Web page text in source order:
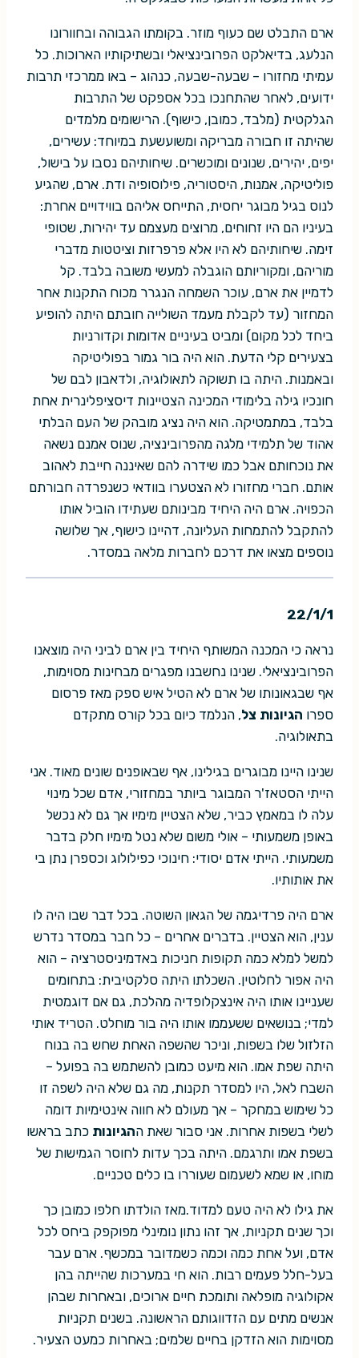
ארם התבלט שם כעוף מוזר. בקומתו הגבוהה ובחוורונו
הנלעג, בדיאלקט הפרובינציאלי ובשתיקותיו הארוכות. כל
עמיתי מחזורו – שבעה-שבעה, כנהוג – באו ממרכזי תרבות
ידועים, לאחר שהתחנכו בכל אספקט של התרבות
הגלקטית (מלבד, כמובן, כישוף). הרישומים מלמדים
שהיתה זו חבורה מבריקה ומשועשעת במיוחד: עשירים,
יפים, יהירים, שנונים ומוכשרים. שיחותיהם נסבו על בישול,
פוליטיקה, אמנות, היסטוריה, פילוסופיה ודת. ארם, שהגיע
לנוס בגיל מבוגר יחסית, התייחס אליהם בווידויים אחרת:
בעיניו הם היו זחוחים, מרוצים מעצמם עד יהירות, שטופי
זימה. שיחותיהם לא היו אלא פרפרזות וציטטות מדברי
מוריהם, ומקוריותם הוגבלה למעשי משובה בלבד. קל
לדמיין את ארם, עוכר השמחה הנגרר מכוח התקנות אחר
המחזור (עד לקבלת מעמד השולייה חובתם היתה להופיע
ביחד לכל מקום) ומביט בעיניים אדומות וקדורניות
בצעירים קלי הדעת. הוא היה בור גמור בפוליטיקה
ובאמנות. היתה בו תשוקה לתאולוגיה, ולדאבון לבם של
חונכיו גילה בלימודי המכינה הצטיינות דיסציפלינרית אחת
בלבד, במתמטיקה. הוא היה נציג מובהק של העם הבלתי
אהוד של תלמידי מלגה מהפרובינציה, שנוס אמנם נשאה
את נוכחותם אבל כמו שידרה להם שאיננה חייבת לאהוב
אותם. חברי מחזורו לא הצטערו בוודאי כשנפרדה חבורתם
הכפויה. ארם היה היחיד מבינותם שעתידו הוביל אותו
להתקבל להתמחות העליונה, דהיינו כישוף, אך שלושה
נוספים מצאו את דרכם לחברות מלאה במסדר.
22/1/1
נראה כי המכנה המשותף היחיד בין ארם לביני היה מוצאנו
הפרובינציאלי. שנינו נחשבנו מפגרים מבחינות מסוימות,
אף שבגאונותו של ארם לא הטיל איש ספק מאז פרסום
ספרו הגיונות צל, הנלמד כיום בכל קורס מתקדם
בתאולוגיה.
שנינו היינו מבוגרים בגילינו, אף שבאופנים שונים מאוד. אני
הייתי הסטאז'ר המבוגר ביותר במחזורי, אדם שכל מינוי
עלה לו במאמץ כביר, שלא הצטיין מימיו אך גם לא נכשל
באופן משמעותי – אולי משום שלא נטל מימיו חלק בדבר
משמעותי. הייתי אדם יסודי: חינוכי כפילולוג וכספרן נתן בי
את אותותיו.
ארם היה פרדיגמה של הגאון השוטה. בכל דבר שבו היה לו
ענין, הוא הצטיין. בדברים אחרים – כל חבר במסדר נדרש
למשל למלא כמה תקופות חניכות באדמיניסטרציה – הוא
היה אפור לחלוטין. השכלתו היתה סלקטיבית: בתחומים
שעניינו אותו היה אינצקלופדיה מהלכת, גם אם דוגמטית
למדי; בנושאים ששעממו אותו היה בור מוחלט. הטריד אותי
הזלזול שלו בשפות, וניכר שהשפה האחת שחש בה בנוח
היתה שפת אמו. הוא מיעט כמובן להשתמש בה בפועל –
השבח לאל, היו למסדר תקנות, מה גם שלא היה לשפה זו
כל שימוש במחקר – אך מעולם לא חווה אינטימיות דומה
לשלי בשפות אחרות. אני סבור שאת ההגיונות כתב בראשו
בשפת אמו ותרגמם. היתה בכך עדות לחוסר הגמישות של
מוחו, או שמא לשעמום שעוררו בו כלים טכניים.
את גילו לא היה טעם למדוד.מאז הולדתו חלפו כמובן כך
וכך שנים תקניות, אך זהו נתון נומינלי מפוקפק ביחס לכל
אדם, ועל אחת כמה וכמה כשמדובר במכשף. ארם עבר
בעל-חלל פעמים רבות. הוא חי במערכות שהייתה בהן
אקולוגיה מופלאה ותומכת חיים ארוכים, ובאחרות שבהן
אנשים מתים עם הזדווגותם הראשונה. בשנים תקניות
מסוימות הוא הזדקן בחיים שלמים; באחרות כמעט הצעיר.